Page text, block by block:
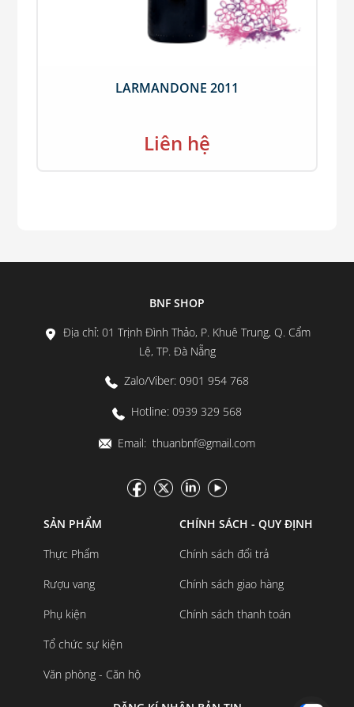
LARMANDONE 2011
Liên hệ
BNF SHOP
Địa chỉ: 01 Trịnh Đình Thảo, P. Khuê Trung, Q. Cẩm
Lệ, TP. Đà Nẵng
Zalo/Viber: 0901 954 768
Hotline: 0939 329 568
Email: thuanbnf@gmail.com
SẢN PHẨM
Thực Phẩm
Rượu vang
Phụ kiện
Tổ chức sự kiện
Văn phòng - Căn hộ
CHÍNH SÁCH - QUY ĐỊNH
Chính sách đổi trả
Chính sách giao hàng
Chính sách thanh toán